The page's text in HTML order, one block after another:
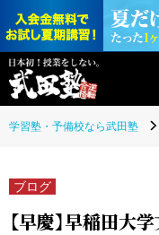
学習塾・予備校なら武田塾
ブログ
【早慶】早稲田大